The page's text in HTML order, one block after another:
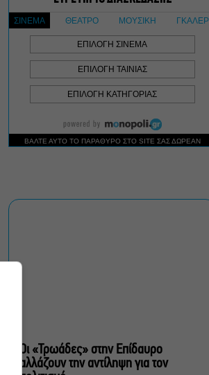
Κιθαιρώνα έως το Πόρτο
Γερμενό, σ’ ένα
συγκλονιστικό timelapse
Ο Γιάννης Χαρούλης θα
δώσει μια τελευταία
καλοκαιρινή συναυλία στο
Θέατρο Γης
του Brian Friel για β’
Οι «Τρωάδες» στην Επίδαυρο
αλλάζουν την αντίληψη για τον